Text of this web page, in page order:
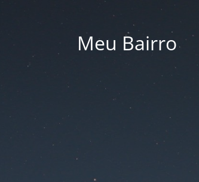
Meu Bairro